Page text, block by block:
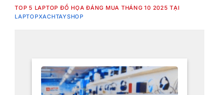
TOP 5 LAPTOP ĐỒ HỌA ĐÁNG MUA THÁNG 10 2025 TẠI
LAPTOPXACHTAYSHOP